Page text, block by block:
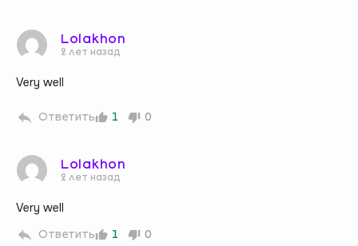
Lolakhon
2 лет назад
Very well
1 0
Ответить
Lolakhon
2 лет назад
Very well
1 0
Ответить